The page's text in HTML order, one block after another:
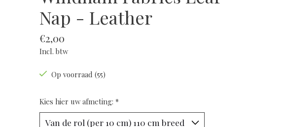
Nap - Leather
€2,00
Incl. btw
Op voorraad (55)
Kies hier uw afmeting: *